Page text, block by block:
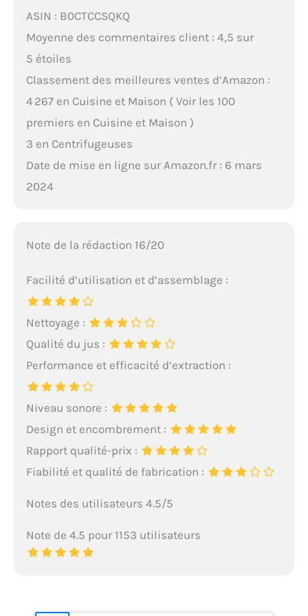
ASIN : B0CTCCSQKQ
Moyenne des commentaires client : 4,5 sur
5 étoiles
Classement des meilleures ventes d’Amazon :
4 267 en Cuisine et Maison ( Voir les 100
premiers en Cuisine et Maison )
3 en Centrifugeuses
Date de mise en ligne sur Amazon.fr : 6 mars
2024
Note de la rédaction 16/20
Facilité d’utilisation et d’assemblage :
Nettoyage :
Qualité du jus :
Performance et efficacité d’extraction :
Niveau sonore :
Design et encombrement :
Rapport qualité-prix :
Fiabilité et qualité de fabrication :
Notes des utilisateurs 4.5/5
Note de 4.5 pour 1153 utilisateurs